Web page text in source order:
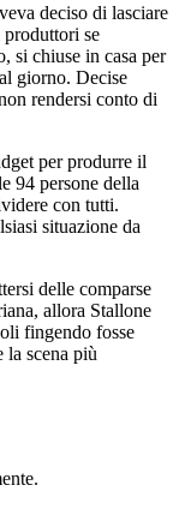
deciso di lasciare
se
si chiuse in casa per
giorno. Decise
rendersi conto di
per produrre il
94 persone della
con tutti.
situazione da
delle comparse
allora Stallone
fingendo fosse
la scena più